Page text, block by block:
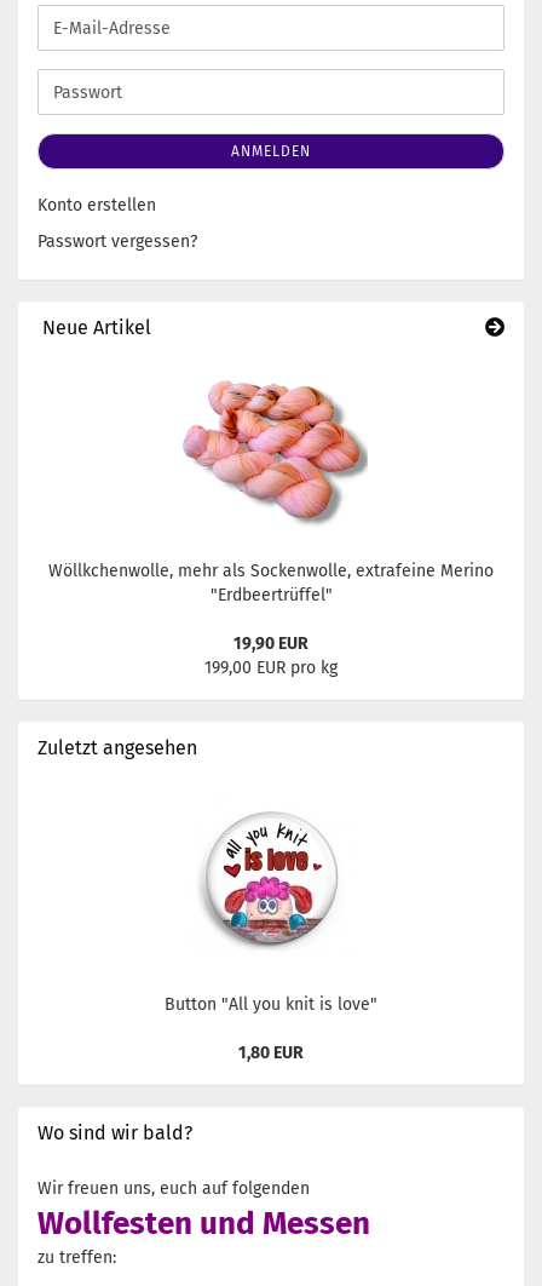
E-
Mail-
Adresse
Passwort
ANMELDEN
Konto erstellen
Passwort vergessen?
Neue Artikel
Wöllkchenwolle, mehr als Sockenwolle, extrafeine Merino
"Erdbeertrüffel"
19,90 EUR
199,00 EUR pro kg
Zuletzt angesehen
Button "All you knit is love"
1,80 EUR
Wo sind wir bald?
Wir freuen uns, euch auf folgenden
Wollfesten und Messen
zu treffen: